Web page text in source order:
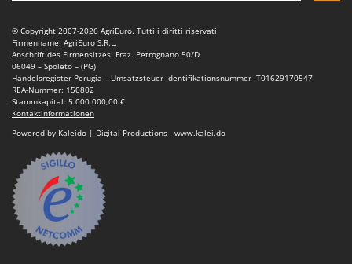
Ninja
Novatec
Novital
NuAir
NuovaFac
O
Officine Savioli
Oliviero
Olix
OMA
© Copyright 2007-2026 AgriEuro. Tutti i diritti riservati
Firmenname: AgriEuro S.R.L.
Anschrift des Firmensitzes: Fraz. Petrognano 50/D
06049 – Spoleto – (PG)
Handelsregister Perugia – Umsatzsteuer-Identifikationsnummer IT01629170547
REA-Nummer: 150802
Stammkapital: 5.000.000,00 €
Kontaktinformationen
Powered by Kaleido | Digital Productions - www.kalei.do